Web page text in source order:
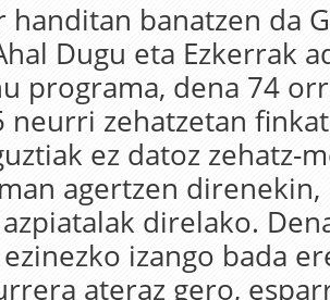
handitan banatzen da
Dugu eta Ezkerrak
programa, dena 74
neurri zehatzetan
ez datoz zehatz-
agertzen direnekin,
direlako.
izango bada
ateraz gero,